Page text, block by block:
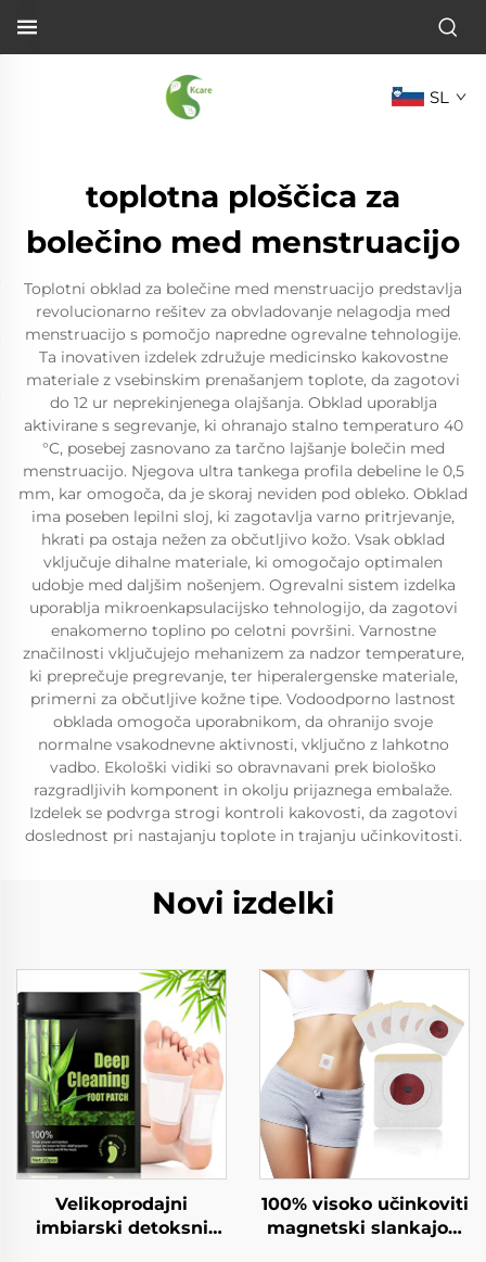
SL
toplotna ploščica za
bolečino med menstruacijo
Toplotni obklad za bolečine med menstruacijo predstavlja
revolucionarno rešitev za obvladovanje nelagodja med
menstruacijo s pomočjo napredne ogrevalne tehnologije.
Ta inovativen izdelek združuje medicinsko kakovostne
materiale z vsebinskim prenašanjem toplote, da zagotovi
do 12 ur neprekinjenega olajšanja. Obklad uporablja
aktivirane s segrevanje, ki ohranajo stalno temperaturo 40
°C, posebej zasnovano za tarčno lajšanje bolečin med
menstruacijo. Njegova ultra tankega profila debeline le 0,5
mm, kar omogoča, da je skoraj neviden pod obleko. Obklad
ima poseben lepilni sloj, ki zagotavlja varno pritrjevanje,
hkrati pa ostaja nežen za občutljivo kožo. Vsak obklad
vključuje dihalne materiale, ki omogočajo optimalen
udobje med daljšim nošenjem. Ogrevalni sistem izdelka
uporablja mikroenkapsulacijsko tehnologijo, da zagotovi
enakomerno toplino po celotni površini. Varnostne
značilnosti vključujejo mehanizem za nadzor temperature,
ki preprečuje pregrevanje, ter hiperalergenske materiale,
primerni za občutljive kožne tipe. Vodoodporno lastnost
obklada omogoča uporabnikom, da ohranijo svoje
normalne vsakodnevne aktivnosti, vključno z lahkotno
vadbo. Ekološki vidiki so obravnavani prek biološko
razgradljivih komponent in okolju prijaznega embalaže.
Izdelek se podvrga strogi kontroli kakovosti, da zagotovi
doslednost pri nastajanju toplote in trajanju učinkovitosti.
Novi izdelki
Velikoprodajni
imbiarski detoksni
100% visoko učinkoviti
magnetski slankajoči